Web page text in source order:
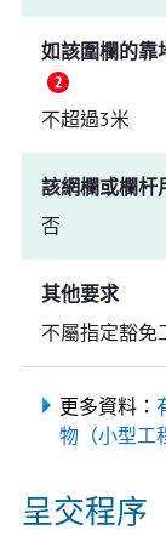
如該圍欄的靠
不超過3米
該網欄或欄杆
否
其他要求
不屬指定豁免
更多資料：
物（小型工
呈交程序